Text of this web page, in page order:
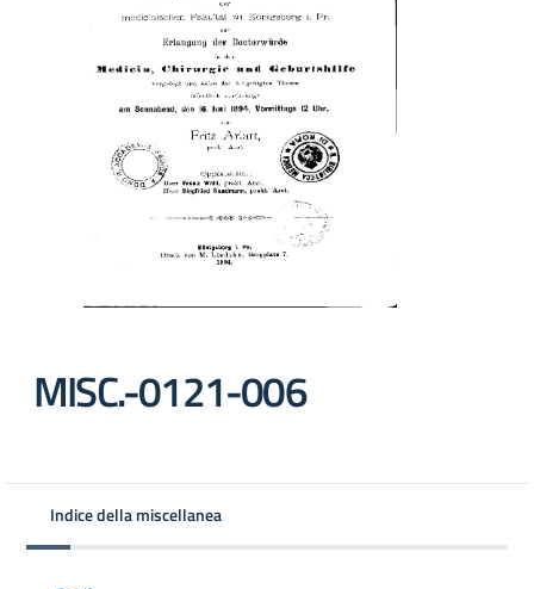
MISC.-0121-006
Indice della miscellanea